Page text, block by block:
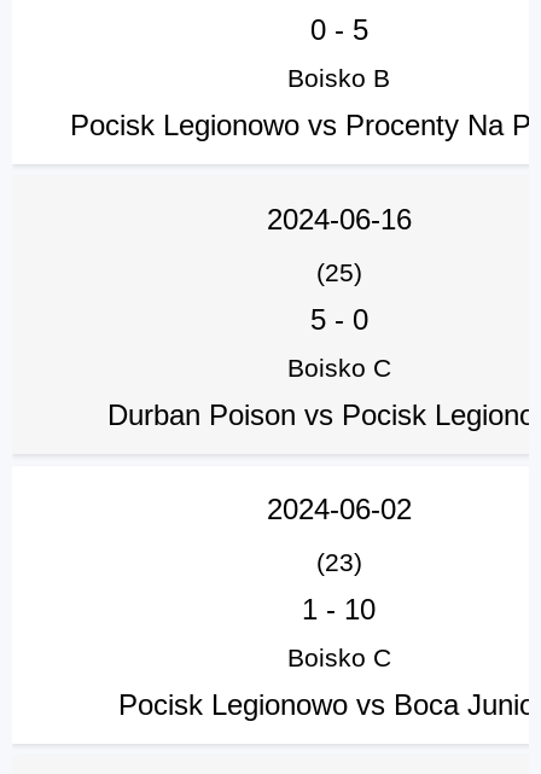
0- 5
Boisko B
Pocisk Legionowo vs Procenty Na
2024-06-16
(25)
5- 0
Boisko C
Durban Poison vs Pocisk
2024-06-02
(23)
1 - 10
Boisko C
Pocisk Legionowo vs Boca